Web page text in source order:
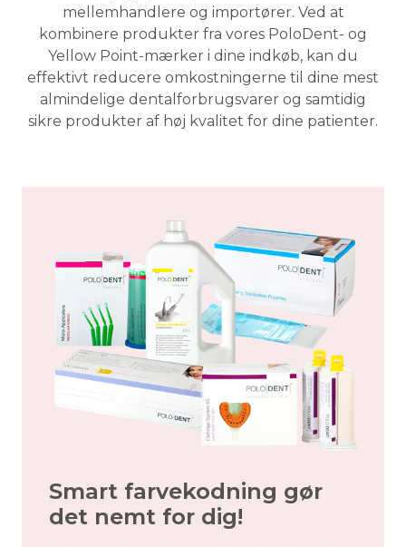
mellemhandlere og importører. Ved at
kombinere produkter fra vores PoloDent- og
Yellow Point-mærker i dine indkøb, kan du
effektivt reducere omkostningerne til dine mest
almindelige dentalforbrugsvarer og samtidig
sikre produkter af høj kvalitet for dine patienter.
Smart farvekodning gør
det nemt for dig!